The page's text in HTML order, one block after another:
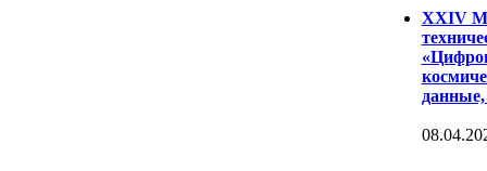
XXIV
данные,